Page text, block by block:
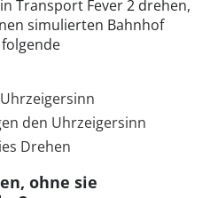
Transport Fever 2 drehen,
simulierten Bahnhof
den Uhrzeigersinn
Drehen
ohne sie